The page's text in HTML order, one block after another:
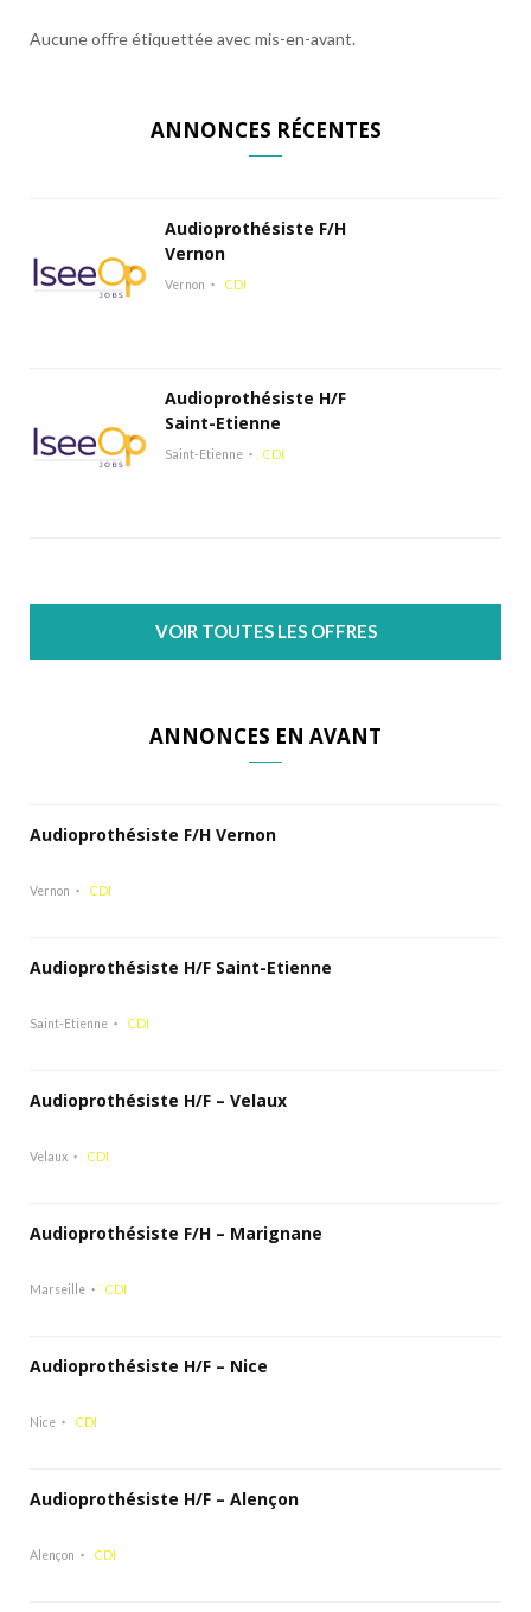
Aucune offre étiquettée avec mis-en-avant.
ANNONCES RÉCENTES
Audioprothésiste F/H
Vernon
Vernon CDI
Audioprothésiste H/F
Saint-Etienne
Saint-Etienne CDI
VOIR TOUTES LES OFFRES
ANNONCES EN AVANT
Audioprothésiste F/H Vernon
Vernon CDI
Audioprothésiste H/F Saint-Etienne
Saint-Etienne CDI
Audioprothésiste H/F – Velaux
Velaux CDI
Audioprothésiste F/H – Marignane
Marseille CDI
Audioprothésiste H/F – Nice
Nice CDI
Audioprothésiste H/F – Alençon
Alençon CDI